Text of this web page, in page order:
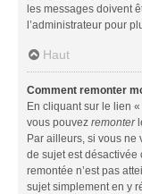
les messages doivent
l’administrateur pour
Haut
Comment remonter
En cliquant sur le lien
vous pouvez remonter
Par ailleurs, si vous ne
de sujet est désactivée
remontée n’est pas
sujet simplement en y